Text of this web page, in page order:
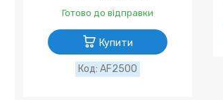
Готово до відправки
Купити
AF2500